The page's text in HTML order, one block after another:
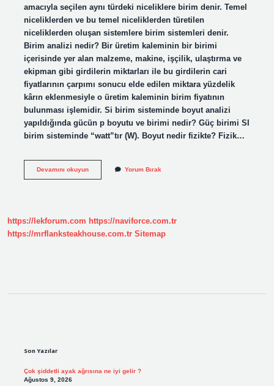
amacıyla seçilen aynı türdeki niceliklere birim denir. Temel
niceliklerden ve bu temel niceliklerden türetilen
niceliklerden oluşan sistemlere birim sistemleri denir.
Birim analizi nedir? Bir üretim kaleminin bir birimi
içerisinde yer alan malzeme, makine, işçilik, ulaştırma ve
ekipman gibi girdilerin miktarları ile bu girdilerin cari
fiyatlarının çarpımı sonucu elde edilen miktara yüzdelik
kârın eklenmesiyle o üretim kaleminin birim fiyatının
bulunması işlemidir. Si birim sisteminde boyut analizi
yapıldığında gücün p boyutu ve birimi nedir? Güç birimi SI
birim sisteminde “watt”tır (W). Boyut nedir fizikte? Fizik…
Devamını okuyunBoyut
Yorum Bırak
https://lekforum.com https://naviforce.com.tr
https://mrflanksteakhouse.com.tr Sitemap
Son Yazılar
Çok şiddetli ayak ağrısına ne iyi gelir ?
Ağustos 9, 2026